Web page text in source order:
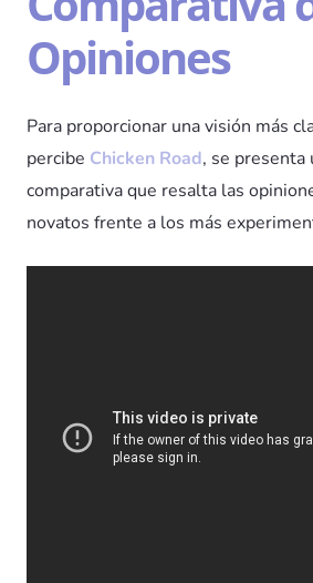
Opiniones
Para proporcionar una visión más
percibe Chicken Road, se presenta
comparativa que resalta las
novatos frente a los más